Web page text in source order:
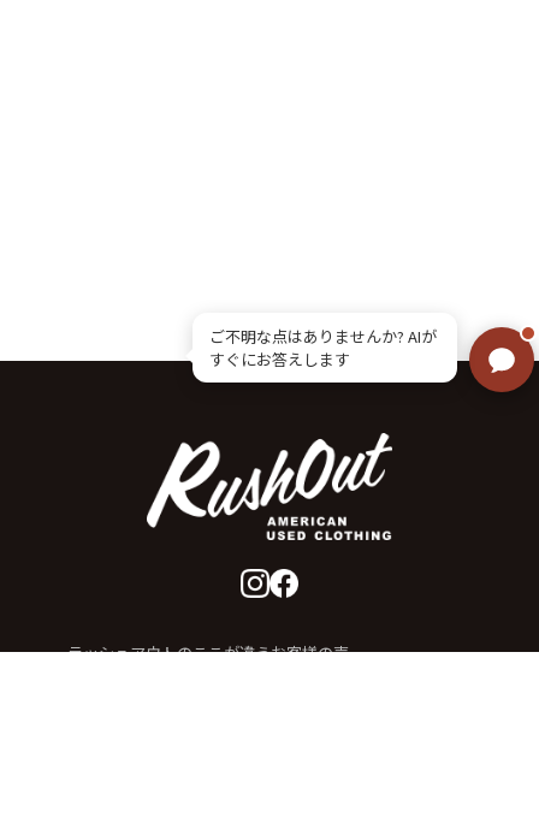
ラッシュアウトのここが違うお客様の声
ご不明な点はありませんか? AIが
すぐにお答えします